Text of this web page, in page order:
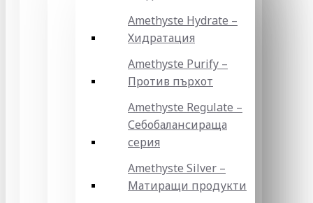
Amethyste Hydrate –
Хидратация
Amethyste Purify –
Против пърхот
Amethyste Regulate –
Себобалансираща
серия
Amethyste Silver –
Матиращи продукти